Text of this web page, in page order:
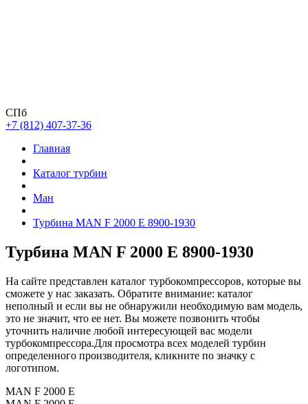
СПб
+7 (812) 407-37-36
Главная
Каталог турбин
Ман
Турбина MAN F 2000 E 8900-1930
Турбина MAN F 2000 E 8900-1930
На сайте представлен каталог турбокомпрессоров, которые вы
сможете у нас заказать. Обратите внимание: каталог
неполный и если вы не обнаружили необходимую вам модель,
это не значит, что ее нет. Вы можете позвонить чтобы
уточнить наличие любой интересующей вас модели
турбокомпрессора.Для просмотра всех моделей турбин
определенного производителя, кликните по значку с
логотипом.
MAN F 2000 E